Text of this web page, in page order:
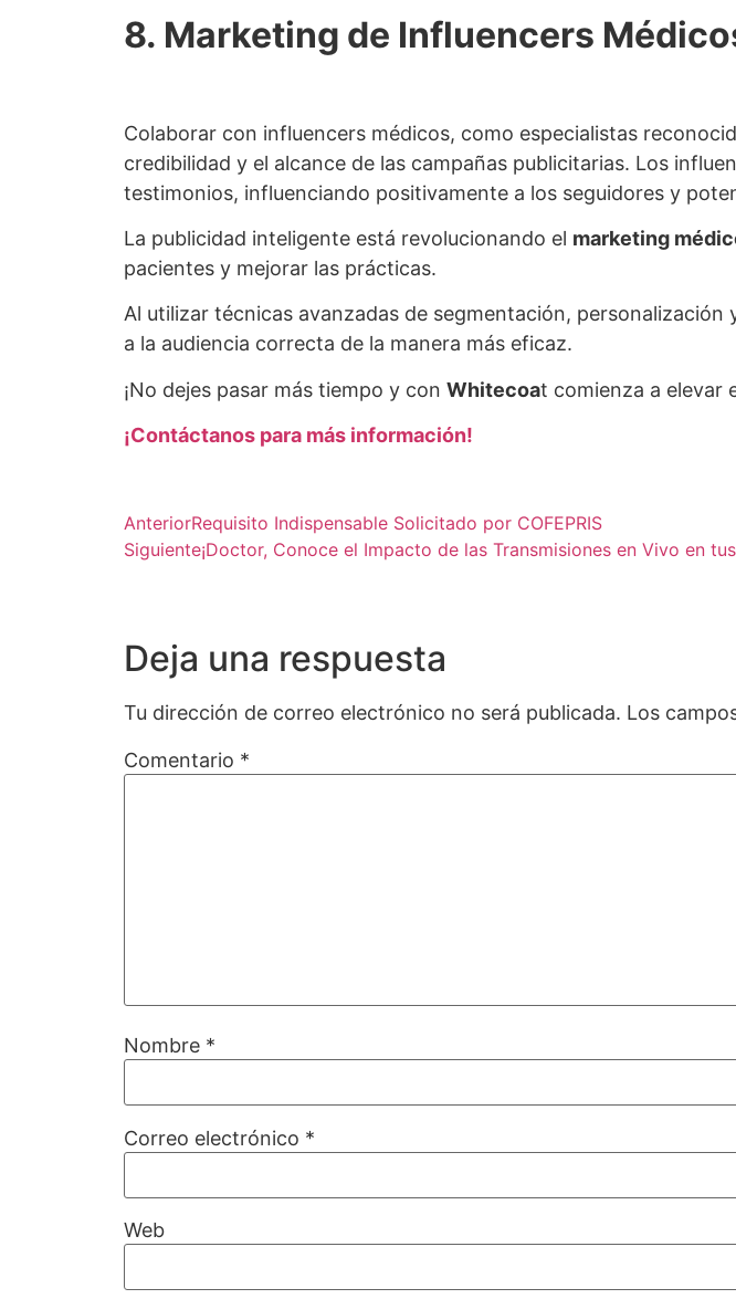
8. Marketing de Influencers
Colaborar con influencers médicos, como especialistas
credibilidad y el alcance de las campañas publicitarias. Los
testimonios, influenciando positivamente a los seguidores y
La publicidad inteligente está revolucionando el marketing
pacientes y mejorar las prácticas.
Al utilizar técnicas avanzadas de segmentación, personalización
a la audiencia correcta de la manera más eficaz.
¡No dejes pasar más tiempo y con Whitecoat comienza a elevar
¡Contáctanos para más información!
AnteriorRequisito Indispensable Solicitado por COFEPRIS
Siguiente¡Doctor, Conoce el Impacto de las Transmisiones en Vivo en
Deja una respuesta
Tu dirección de correo electrónico no será publicada. Los
Comentario *
Nombre *
Correo electrónico *
Web